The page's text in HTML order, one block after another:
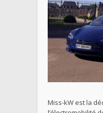
Miss-kW est la